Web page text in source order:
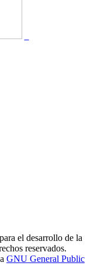
el desarrollo de la
reservados.
GNU General Public